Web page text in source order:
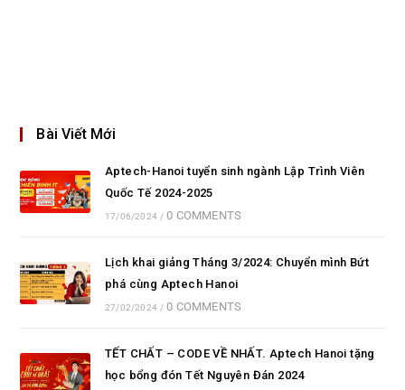
Bài Viết Mới
Aptech-Hanoi tuyển sinh ngành Lập Trình Viên
Quốc Tế 2024-2025
17/06/2024 / 0 COMMENTS
Lịch khai giảng Tháng 3/2024: Chuyển mình Bứt
phá cùng Aptech Hanoi
27/02/2024 / 0 COMMENTS
TẾT CHẤT – CODE VỀ NHẤT. Aptech Hanoi tặng
học bổng đón Tết Nguyên Đán 2024